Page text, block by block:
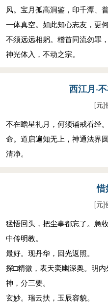
风。宝月孤高洞鉴，印千潭、
一体真空。如此知心志友，更
不须远远相躬。稽首同流勿罪
神光体入，不动之宗。
西江月·
[元]
不在瞻星礼月，何须诵戒看经
命。道启遍知无上，神通法界
清净。
惜
[元]
猛悟回头，把尘事都忘了。急
中传明教。
最好。现丹华，回光返照。
探□精微，表天奕幽深奥。明
神，分三要。
玄妙。瑞云扶，玉辰容貌。